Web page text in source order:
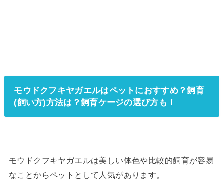
モウドクフキヤガエルはペットにおすすめ？飼育
(飼い方)方法は？飼育ケージの選び方も！
モウドクフキヤガエルは美しい体色や比較的飼育が容易
なことからペットとして人気があります。